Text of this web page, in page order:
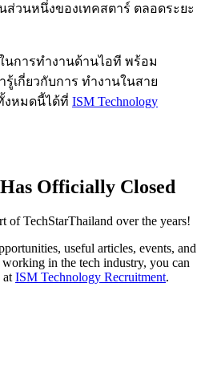
นหนึ่งของเทคสตาร์ ตลอดระยะ
การทำงานด้านไอที พร้อม
เกี่ยวกับการ ทำงานในสาย
งหมดนี้ได้ที่ ISM Technology
Officially Closed
of TechStarThailand over the years!
useful articles, events, and
in the tech industry, you can
at ISM Technology Recruitment.